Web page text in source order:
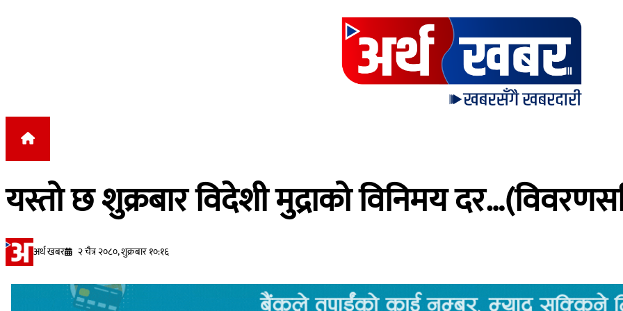
यस्तो छ शुक्रबार विदेशी मुद्राको विनिमय
अर्थ खबर २ चैत्र २०८०, शुक्रबार १०:१६